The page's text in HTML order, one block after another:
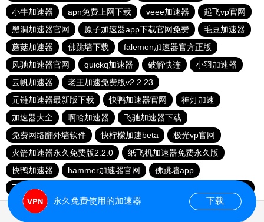
小牛加速器
apn免费上网下载 veee加速器
起飞vp官网
黑洞加速器官网
原子加速器app下载官网免费
毛豆加速器
蘑菇加速器
佛跳墙下载
falemon加速器官方正版
风驰加速器官网
quickq加速器 破解快连
小羽加速器
云帆加速器
老王加速免费版v2.2.23
元链加速器最新版下载
快鸭加速器官网
神灯加速
加速器大全
啊哈加速器
飞驰加速器下载
免费网络翻外墙软件
快柠檬加速beta
极光vp官网
火箭加速器永久免费版2.2.0
纸飞机加速器免费永久版
快鸭加速器
hammer加速器官网
佛跳墙app
飞讯加速器官网
旋风加速npv
永久免费使用的加速器 下载